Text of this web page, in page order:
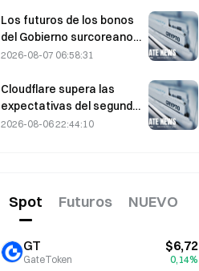
con un volumen bajo
Los futuros de los bonos
del Gobierno surcoreano
con vencimiento a 3 y 10
antes de la subasta de la
próxima semana
2026-08-07 06:58:31
Cloudflare supera las
expectativas del segundo
trimestre con unos
cierre.
2026-08-06 22:44:10
Spot Futuros NUEVO
GT
GateToken
$6,72
0,14%